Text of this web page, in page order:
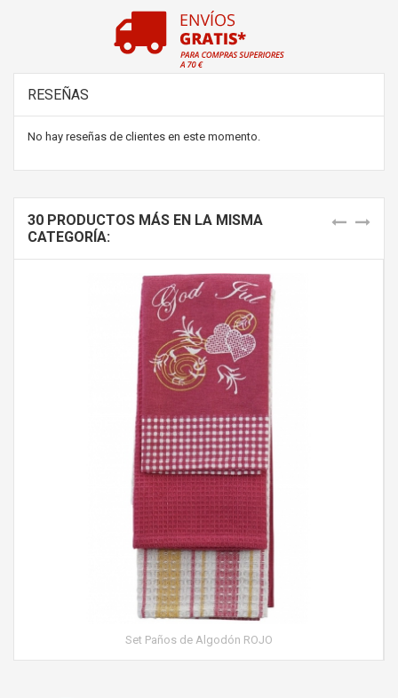
RESEÑAS
No hay reseñas de clientes en este momento.
30 PRODUCTOS MÁS EN LA MISMA
CATEGORÍA:
Set Paños de Algodón ROJO